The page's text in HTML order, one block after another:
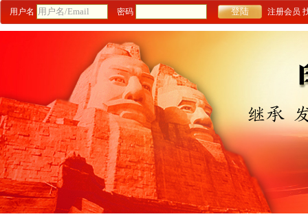
用户名 密码 注册会员